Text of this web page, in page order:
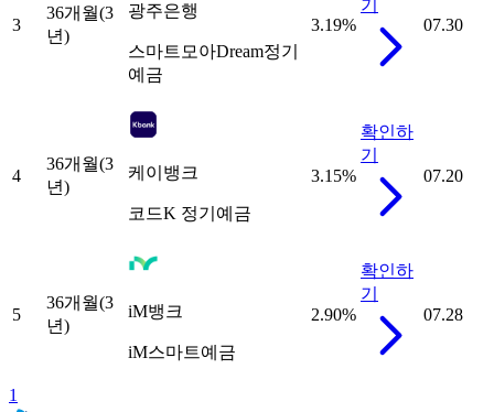
3
36개월(3
년)
광주은행
스마트모아Dream정기
예금
3.19%
기
07.30
4
36개월(3
년)
케이뱅크
코드K 정기예금
3.15%
확인하
기
07.20
5
36개월(3
년)
iM뱅크
iM스마트예금
2.90%
확인하
기
07.28
1